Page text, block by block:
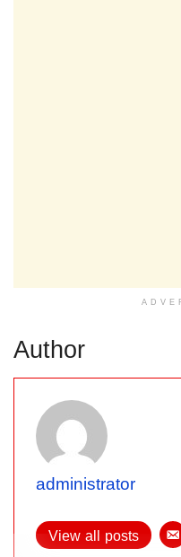
Author
administrator
View all posts